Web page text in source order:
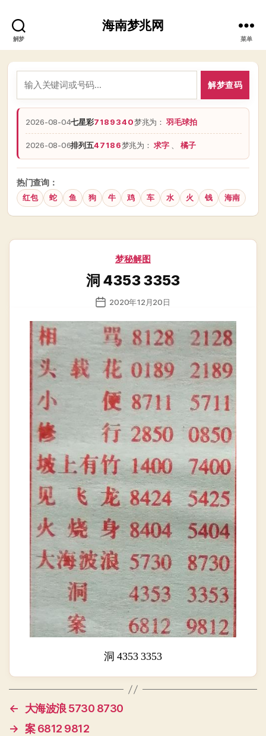
解梦
海南梦兆网
菜单
解梦查码
2026-08-04七星彩7189340梦兆为：羽毛球拍
2026-08-06排列五47186梦兆为：求字 橘子
热门查询：
红包 蛇 鱼 狗 牛 鸡 车 水 火 钱 海南
分
梦秘解图
洞 4353 3353
发
日
期
2020年12月20日
洞 4353 3353
←
大海波浪 5730 8730
→ 案 6812 9812